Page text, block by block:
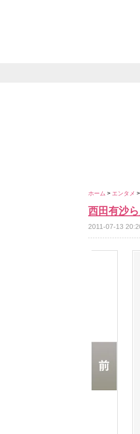
ホーム > エンタメ >
西田有沙
2011-07-13